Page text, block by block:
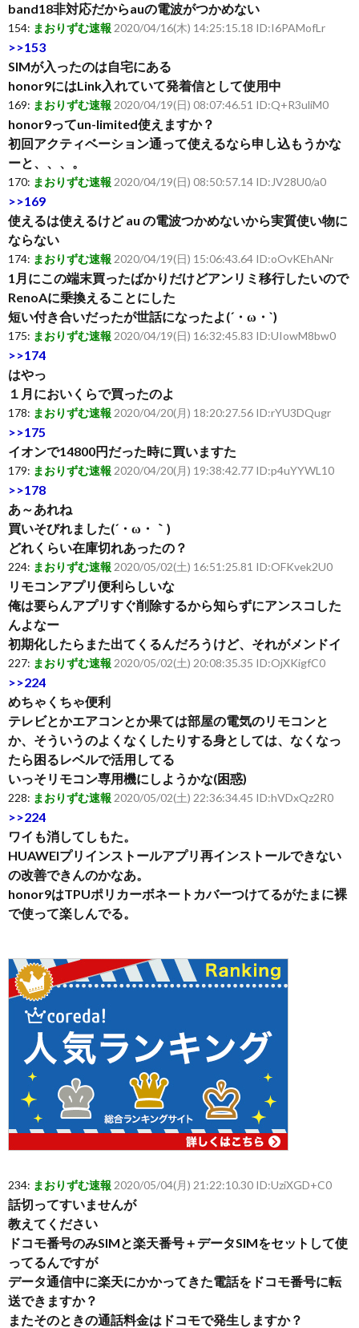
band18非対応だからauの電波がつかめない
154: まおりずむ速報 2020/04/16(木) 14:25:15.18 ID:I6PAMofLr
>>153
SIMが入ったのは自宅にある
honor9にはLink入れていて発着信として使用中
169: まおりずむ速報 2020/04/19(日) 08:07:46.51 ID:Q+R3uliM0
honor9ってun-limited使えますか？
初回アクティベーション通って使えるなら申し込もうかな
ーと、、、。
170: まおりずむ速報 2020/04/19(日) 08:50:57.14 ID:JV28U0/a0
>>169
使えるは使えるけど au の電波つかめないから実質使い物に
ならない
174: まおりずむ速報 2020/04/19(日) 15:06:43.64 ID:oOvKEhANr
1月にこの端末買ったばかりだけどアンリミ移行したいので
RenoAに乗換えることにした
短い付き合いだったが世話になったよ(´・ω・`)
175: まおりずむ速報 2020/04/19(日) 16:32:45.83 ID:UIowM8bw0
>>174
はやっ
１月においくらで買ったのよ
178: まおりずむ速報 2020/04/20(月) 18:20:27.56 ID:rYU3DQugr
>>175
イオンで14800円だった時に買いますた
179: まおりずむ速報 2020/04/20(月) 19:38:42.77 ID:p4uYYWL10
>>178
あ～あれね
買いそびれました(´・ω・｀)
どれくらい在庫切れあったの？
224: まおりずむ速報 2020/05/02(土) 16:51:25.81 ID:OFKvek2U0
リモコンアプリ便利らしいな
俺は要らんアプリすぐ削除するから知らずにアンスコした
んよなー
初期化したらまた出てくるんだろうけど、それがメンドイ
227: まおりずむ速報 2020/05/02(土) 20:08:35.35 ID:OjXKigfC0
>>224
めちゃくちゃ便利
テレビとかエアコンとか果ては部屋の電気のリモコンと
か、そういうのよくなくしたりする身としては、なくなっ
たら困るレベルで活用してる
いっそリモコン専用機にしようかな(困惑)
228: まおりずむ速報 2020/05/02(土) 22:36:34.45 ID:hVDxQz2R0
>>224
ワイも消してしもた。
HUAWEIプリインストールアプリ再インストールできない
の改善できんのかなあ。
honor9はTPUポリカーボネートカバーつけてるがたまに裸
で使って楽しんでる。
234: まおりずむ速報 2020/05/04(月) 21:22:10.30 ID:UziXGD+C0
話切ってすいませんが
教えてください
ドコモ番号のみSIMと楽天番号＋データSIMをセットして使
ってるんですが
データ通信中に楽天にかかってきた電話をドコモ番号に転
送できますか？
またそのときの通話料金はドコモで発生しますか？